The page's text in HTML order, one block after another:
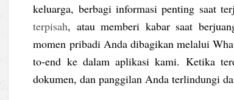
keluarga, berbagi informasi penting saat
terpisah, atau memberi kabar saat
momen pribadi Anda dibagikan melalui
to-end ke dalam aplikasi kami. Ketika
dokumen, dan panggilan Anda terlindungi